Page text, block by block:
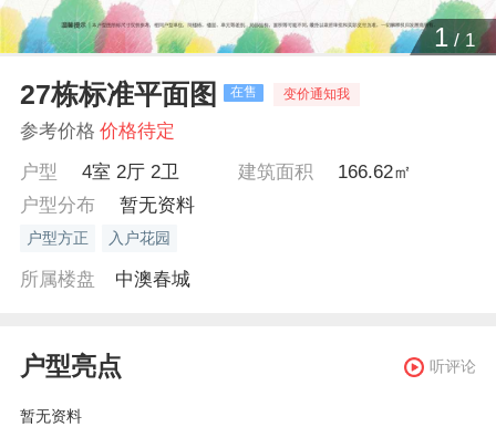
1/1
27栋标准平面图 在售 变价通知我
参考价格 价格待定
户型
4室 2厅 2卫 建筑面积
166.62㎡
户型分布
暂无资料
户型方正 入户花园
所属楼盘 中澳春城
户型亮点 听评论
暂无资料